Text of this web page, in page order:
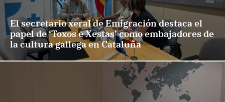
El secretario xeral de Emigración destaca el
papel de ‘Toxos e Xestas’ como embajadores de
la cultura gallega en Cataluña